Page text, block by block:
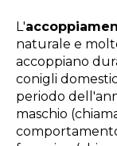
L'
naturale e
accoppiano
conigli
periodo
maschio